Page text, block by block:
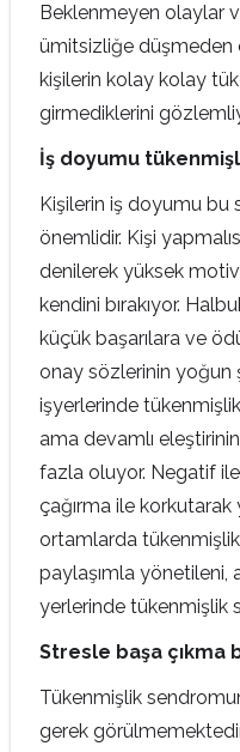
Beklenmeyen olaylar
ümitsizliğe düşmeden
kişilerin kolay kolay
girmediklerini
İş doyumu
Kişilerin iş doyumu bu
önemlidir. Kişi
denilerek yüksek
kendini bırakıyor.
küçük başarılara ve
onay sözlerinin yoğun
işyerlerinde
ama devamlı
fazla oluyor. Negatif
çağırma ile korkutarak
ortamlarda
paylaşımla yönetileni,
yerlerinde tükenmişlik
Stresle başa
Tükenmişlik
gerek